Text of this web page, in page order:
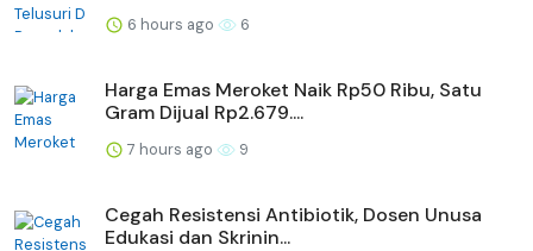
6 hours ago 6
Harga Emas Meroket Naik Rp50 Ribu, Satu
Gram Dijual Rp2.679....
7 hours ago 9
Cegah Resistensi Antibiotik, Dosen Unusa
Edukasi dan Skrinin...